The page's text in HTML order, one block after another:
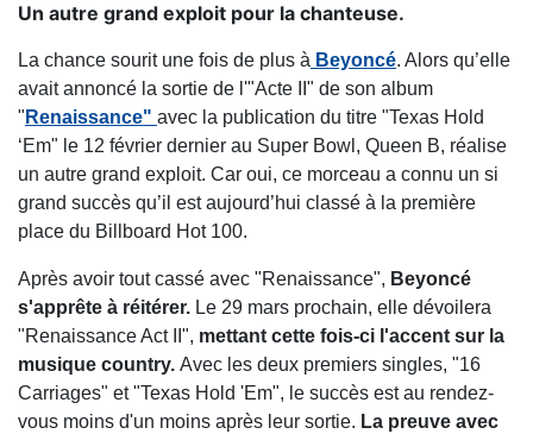
Un autre grand exploit pour la chanteuse.
La chance sourit une fois de plus à Beyoncé. Alors qu’elle
avait annoncé la sortie de l'"Acte II" de son album
" Renaissance" avec la publication du titre "Texas Hold
‘Em" le 12 février dernier au Super Bowl, Queen B, réalise
un autre grand exploit. Car oui, ce morceau a connu un si
grand succès qu’il est aujourd’hui classé à la première
place du Billboard Hot 100.
Après avoir tout cassé avec "Renaissance", Beyoncé
s'apprête à réitérer. Le 29 mars prochain, elle dévoilera
"Renaissance Act II", mettant cette fois-ci l'accent sur la
musique country. Avec les deux premiers singles, "16
Carriages" et "Texas Hold 'Em", le succès est au rendez-
vous moins d'un moins après leur sortie. La preuve avec